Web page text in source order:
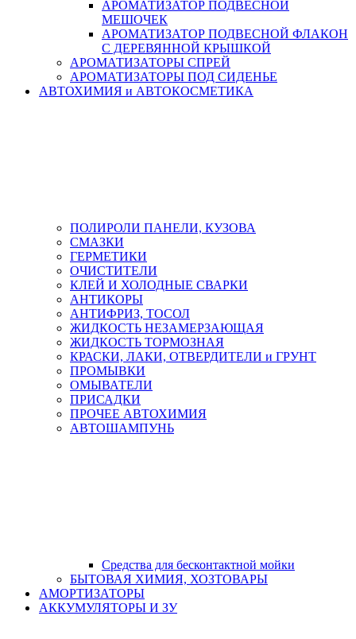
АРОМАТИЗАТОР ПОДВЕСНОЙ
МЕШОЧЕК
АРОМАТИЗАТОР ПОДВЕСНОЙ ФЛАКОН
С ДЕРЕВЯННОЙ КРЫШКОЙ
АРОМАТИЗАТОРЫ СПРЕЙ
АРОМАТИЗАТОРЫ ПОД СИДЕНЬЕ
АВТОХИМИЯ и АВТОКОСМЕТИКА
ПОЛИРОЛИ ПАНЕЛИ, КУЗОВА
СМАЗКИ
ГЕРМЕТИКИ
ОЧИСТИТЕЛИ
КЛЕЙ И ХОЛОДНЫЕ СВАРКИ
АНТИКОРЫ
АНТИФРИЗ, ТОСОЛ
ЖИДКОСТЬ НЕЗАМЕРЗАЮЩАЯ
ЖИДКОСТЬ ТОРМОЗНАЯ
КРАСКИ, ЛАКИ, ОТВЕРДИТЕЛИ и ГРУНТ
ПРОМЫВКИ
ОМЫВАТЕЛИ
ПРИСАДКИ
ПРОЧЕЕ АВТОХИМИЯ
АВТОШАМПУНЬ
Средства для бесконтактной мойки
БЫТОВАЯ ХИМИЯ, ХОЗТОВАРЫ
АМОРТИЗАТОРЫ
АККУМУЛЯТОРЫ И ЗУ